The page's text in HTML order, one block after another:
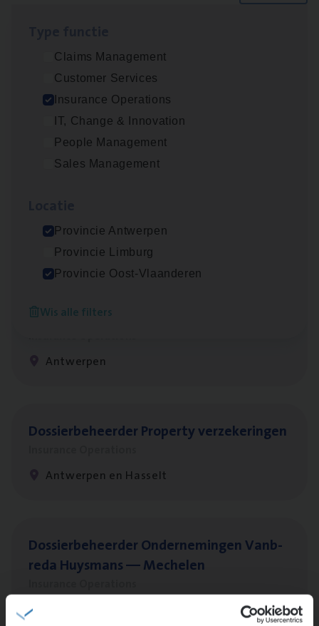
Claims Management
Customer Services
Insurance Operations
IT, Change & Innovation
People Management
Sales Management
Provincie Antwerpen
Provincie Limburg
Provincie Oost-Vlaanderen
Wis alle filters
Dos­sier­be­heer­der ver­ze­ke­rin­gen — Soci­al
Pro­fit en Public
Insurance Operations
Antwerpen
Insurance Operations
Beveren
Client Exe­cu­ti­ve Marine
Antwerpen
Dos­sier­be­heer­der Pro­per­ty verzekeringen
Antwerpen en Hasselt
Dos­sier­be­heer­der Onder­ne­min­gen Van­b­
re­da Huys­mans — Mechelen